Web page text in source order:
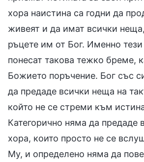
хора наистина са годни да
живеят и да имат всички
ръцете им от Бог. Именно
понесат такова тежко бреме,
Божието поръчение. Бог със
да предаде всички неща на
който не се стреми към
Категорично няма да предаде
хора, които просто не се
Му, и определено няма да